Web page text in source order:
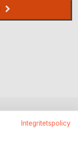
Integritetspolicy